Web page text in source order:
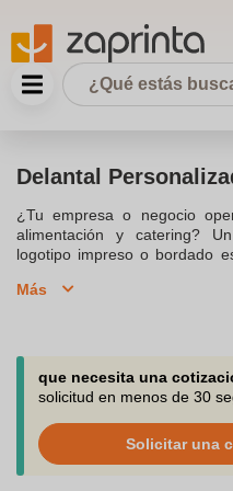
Delantal
¿Tu empresa o negocio
alimentación y catering?
logotipo impreso o bordado
de regalo o como
accesorio barato pero
tu marca y comunicar con
especializamos en la
aumentar tu visibilidad,
de marca.
Más
que necesita una
solicitud en menos de 30
Solicitar una